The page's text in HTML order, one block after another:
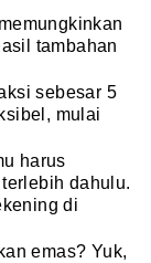
tambahan
sebesar 5
mulai
harus
dahulu.
di
emas? Yuk,